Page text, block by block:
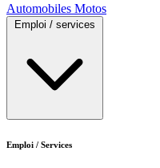
Automobiles Motos
Emploi / services
Emploi / Services